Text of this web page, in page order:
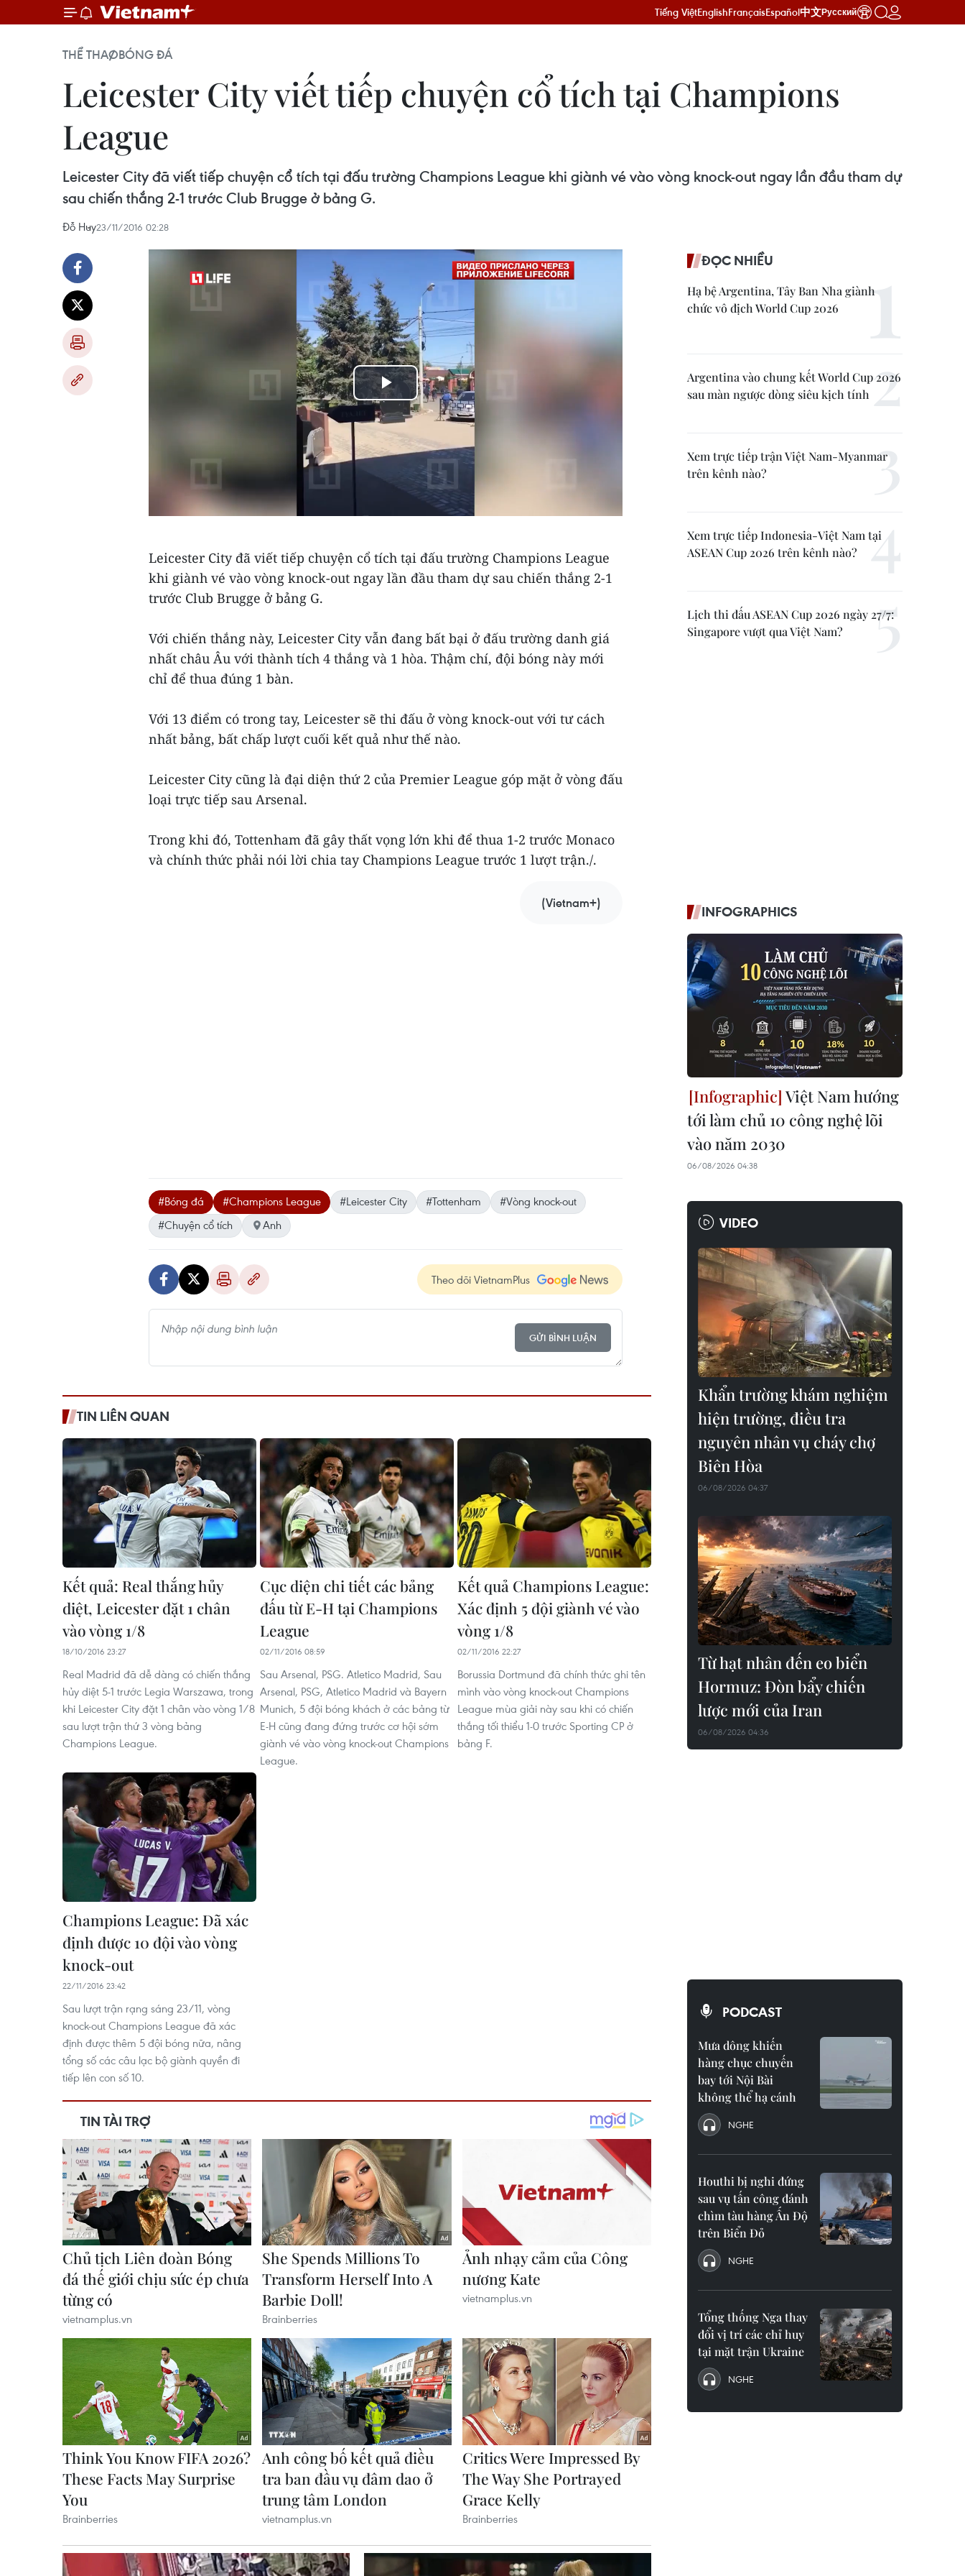
Tiếng ViệtEnglishFrançaisEspañol中文Русский
THỂ THAOBÓNG ĐÁ
Leicester City viết tiếp chuyện cổ tích tại Champions
League
Leicester City đã viết tiếp chuyện cổ tích tại đấu trường Champions League khi giành vé vào vòng knock-out ngay lần đầu tham dự
sau chiến thắng 2-1 trước Club Brugge ở bảng G.
Đỗ Huy23/11/2016 02:28
Play
Video
Leicester City đã viết tiếp chuyện cổ tích tại đấu trường Champions League
khi giành vé vào vòng knock-out ngay lần đầu tham dự sau chiến thắng 2-1
trước Club Brugge ở bảng G.
Với chiến thắng này, Leicester City vẫn đang bất bại ở đấu trường danh giá
nhất châu Âu với thành tích 4 thắng và 1 hòa. Thậm chí, đội bóng này mới
chỉ để thua đúng 1 bàn.
Với 13 điểm có trong tay, Leicester sẽ thi đấu ở vòng knock-out với tư cách
nhất bảng, bất chấp lượt cuối kết quả như thế nào.
Leicester City cũng là đại diện thứ 2 của Premier League góp mặt ở vòng đấu
loại trực tiếp sau Arsenal.
Trong khi đó, Tottenham đã gây thất vọng lớn khi để thua 1-2 trước Monaco
và chính thức phải nói lời chia tay Champions League trước 1 lượt trận./.
(Vietnam+)
#Bóng đá #Champions League #Leicester City #Tottenham
#Vòng knock-out
#Chuyện cổ tích
Anh
Theo dõi VietnamPlus
GỬI BÌNH LUẬN
TIN LIÊN QUAN
Kết quả: Real thắng hủy
diệt, Leicester đặt 1 chân
vào vòng 1/8
18/10/2016 23:27
Real Madrid đã dễ dàng có chiến thắng
hủy diệt 5-1 trước Legia Warszawa, trong
khi Leicester City đặt 1 chân vào vòng 1/8
sau lượt trận thứ 3 vòng bảng
Champions League.
Cục diện chi tiết các bảng
đấu từ E-H tại Champions
League
02/11/2016 08:59
Sau Arsenal, PSG. Atletico Madrid, Sau
Arsenal, PSG, Atletico Madrid và Bayern
Munich, 5 đội bóng khách ở các bảng từ
E-H cũng đang đứng trước cơ hội sớm
giành vé vào vòng knock-out Champions
League.
Kết quả Champions League:
Xác định 5 đội giành vé vào
vòng 1/8
02/11/2016 22:27
Borussia Dortmund đã chính thức ghi tên
mình vào vòng knock-out Champions
League mùa giải này sau khi có chiến
thắng tối thiểu 1-0 trước Sporting CP ở
bảng F.
Champions League: Đã xác
định được 10 đội vào vòng
knock-out
22/11/2016 23:42
Sau lượt trận rạng sáng 23/11, vòng
knock-out Champions League đã xác
định được thêm 5 đội bóng nữa, nâng
tổng số các câu lạc bộ giành quyền đi
tiếp lên con số 10.
ĐỌC NHIỀU
Hạ bệ Argentina, Tây Ban Nha giành
chức vô địch World Cup 2026
Argentina vào chung kết World Cup 2026
sau màn ngược dòng siêu kịch tính
Xem trực tiếp trận Việt Nam-Myanmar
trên kênh nào?
Xem trực tiếp Indonesia-Việt Nam tại
ASEAN Cup 2026 trên kênh nào?
Lịch thi đấu ASEAN Cup 2026 ngày 27/7:
Singapore vượt qua Việt Nam?
INFOGRAPHICS
Việt Nam hướng
tới làm chủ 10 công nghệ lõi
vào năm 2030
06/08/2026 04:38
VIDEO
Khẩn trường khám nghiệm
hiện trường, điều tra
nguyên nhân vụ cháy chợ
Biên Hòa
06/08/2026 04:37
Từ hạt nhân đến eo biển
Hormuz: Đòn bẩy chiến
lược mới của Iran
06/08/2026 04:36
PODCAST
Mưa dông khiến
hàng chục chuyến
bay tới Nội Bài
không thể hạ cánh
NGHE
Houthi bị nghi đứng
sau vụ tấn công đánh
chìm tàu hàng Ấn Độ
trên Biển Đỏ
NGHE
Tổng thống Nga thay
đổi vị trí các chỉ huy
tại mặt trận Ukraine
NGHE